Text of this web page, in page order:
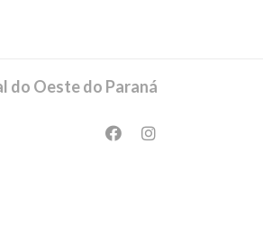
do Oeste do Paraná